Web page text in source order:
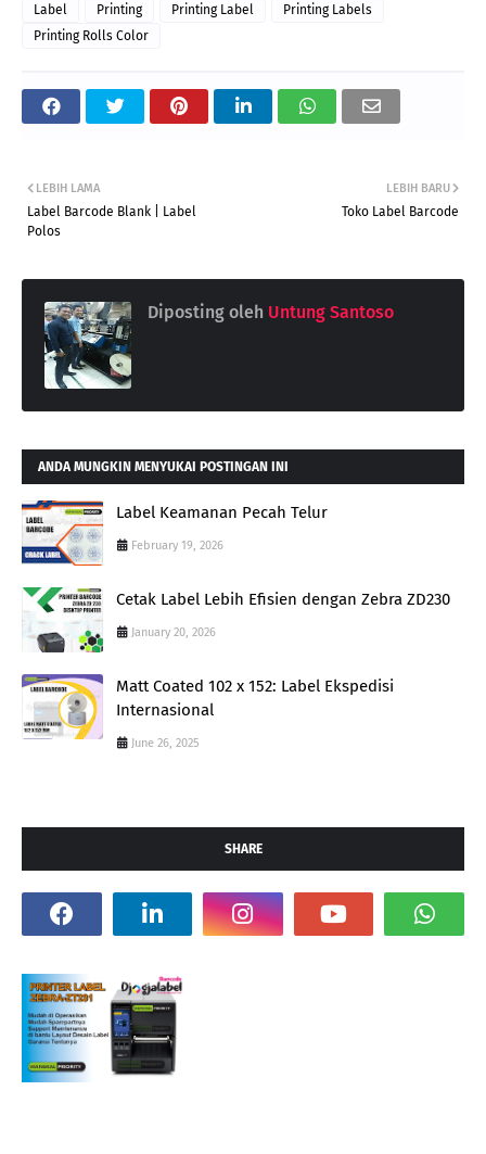
Label Printing Printing Label
Printing Labels
Printing Rolls Color
LEBIH BARU
Toko Label Barcode
LEBIH LAMA
Label Barcode Blank | Label
Polos
Diposting oleh Untung Santoso
ANDA MUNGKIN MENYUKAI POSTINGAN INI
Label Keamanan Pecah Telur
February 19, 2026
Cetak Label Lebih Efisien dengan Zebra ZD230
January 20, 2026
Matt Coated 102 x 152: Label Ekspedisi
Internasional
June 26, 2025
SHARE